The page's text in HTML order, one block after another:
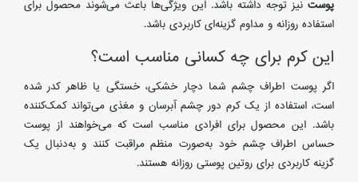
پوست نیز توجه داشته باشد. این ویژگی‌ها باعث می‌شوند محصول برای
استفاده روزانه و مداوم گزینه‌ای کاربردی باشد.
این کرم برای چه کسانی مناسب است؟
اگر پوست اطراف چشم شما دچار خشکی، خستگی یا ظاهر کدر شده
است، استفاده از یک کرم دور چشم آبرسان و مغذی می‌تواند کمک‌کننده
باشد. این محصول برای افرادی مناسب است که می‌خواهند از پوست
حساس اطراف چشم خود به‌صورت منظم مراقبت کنند و به‌دنبال یک
گزینه کاربردی برای روتین پوستی روزانه هستند.